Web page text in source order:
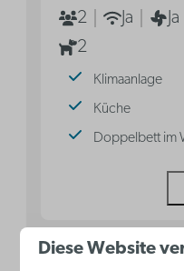
2
Ja
Ja
2
Klimaanlage
Küche
Doppelbett im
Diese Website